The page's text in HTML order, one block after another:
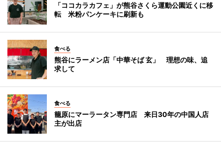
「ココカラカフェ」が熊谷さくら運動公園近くに移
転 米粉パンケーキに刷新も
食べる
熊谷にラーメン店「中華そば 玄」 理想の味、追
求して
食べる
籠原にマーラータン専門店 来日30年の中国人店
主が出店